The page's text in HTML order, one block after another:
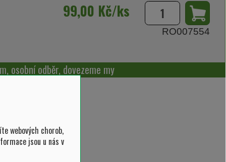
99,00 Kč/ks
RO007554
osobní odběr, dovezeme my
webových chorob,
jsou u nás v